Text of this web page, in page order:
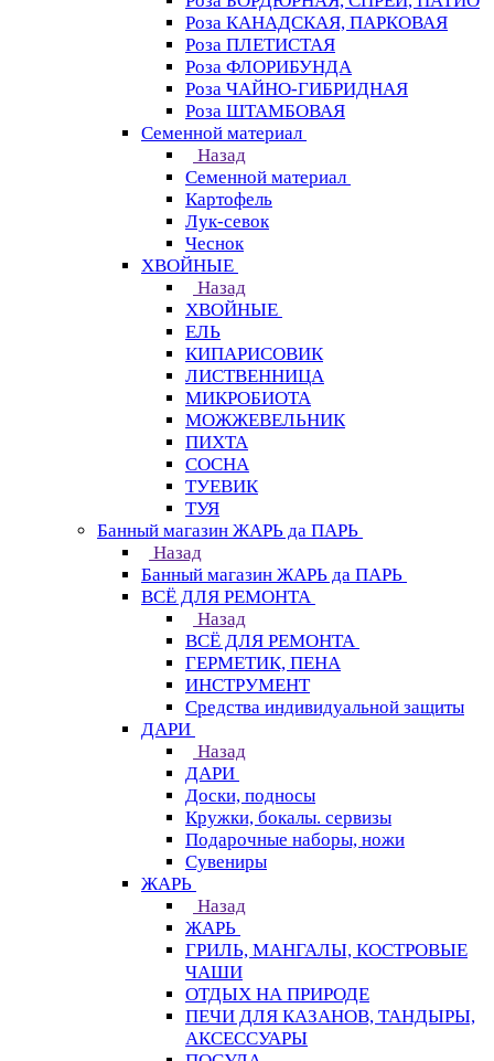
Роза КАНАДСКАЯ, ПАРКОВАЯ
Роза ПЛЕТИСТАЯ
Роза ФЛОРИБУНДА
Роза ЧАЙНО-ГИБРИДНАЯ
Роза ШТАМБОВАЯ
Семенной материал
Назад
Семенной материал
Картофель
Лук-севок
Чеснок
ХВОЙНЫЕ
Назад
ХВОЙНЫЕ
ЕЛЬ
КИПАРИСОВИК
ЛИСТВЕННИЦА
МИКРОБИОТА
МОЖЖЕВЕЛЬНИК
ПИХТА
СОСНА
ТУЕВИК
ТУЯ
Банный магазин ЖАРЬ да ПАРЬ
Назад
Банный магазин ЖАРЬ да ПАРЬ
ВСЁ ДЛЯ РЕМОНТА
Назад
ВСЁ ДЛЯ РЕМОНТА
ГЕРМЕТИК, ПЕНА
ИНСТРУМЕНТ
Средства индивидуальной защиты
ДАРИ
Назад
ДАРИ
Доски, подносы
Кружки, бокалы. сервизы
Подарочные наборы, ножи
Сувениры
ЖАРЬ
Назад
ЖАРЬ
ГРИЛЬ, МАНГАЛЫ, КОСТРОВЫЕ
ЧАШИ
ОТДЫХ НА ПРИРОДЕ
ПЕЧИ ДЛЯ КАЗАНОВ, ТАНДЫРЫ,
АКСЕССУАРЫ